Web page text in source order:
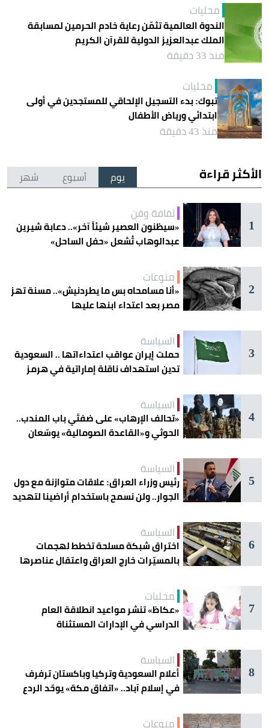
محليات
الندوة العالمية تثمّن رعاية خادم الحرمين لمسابقة
الملك عبدالعزيز الدولية للقرآن الكريم
منذ 33 دقيقة
محليات
تبوك: بدء التسجيل الإلحاقي للمستجدين في أولى
ابتدائي ورياض الأطفال
منذ 43 دقيقة
الأكثر قراءة يوم أسبوع شهر
1
ثقافة وفن
«سيظنون العصير شيئاً آخر».. دعابة شيرين
عبدالوهاب تُشعل «حفل الساحل»
2
منوعات
«أنا مسامحاه بس ما يطردنيش».. مسنة تهز
مصر بعد اعتداء ابنها عليها
3
السياسة
حملت إيران عواقب اعتداءاتها .. السعودية
تدين استهداف ناقلة إماراتية في هرمز
4
السياسة
«تحالف الإرهاب» على ضفتَي باب المندب..
الحوثي و«القاعدة الصومالية» يوسّعان
5
السياسة
رئيس وزراء العراق: علاقات متوازنة مع دول
الجوار.. ولن نسمح باستخدام أراضينا لتهديد
6
السياسة
اختراق شبكة مسلحة تخطط لهجمات
بالمسيّرات خارج العراق واعتقال عناصرها
7
محليات
«عكاظ» تنشر مواعيد انطلاقة العام
الدراسي في الإدارات المستثناة
8
السياسة
أعلام السعودية وتركيا وباكستان ترفرف
في إسلام آباد.. «اتفاق مكة» يوحّد الردع
منوعات